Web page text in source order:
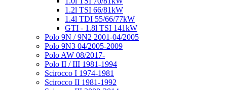
1.2l TSI 66/81kW
1.4l TDI 55/66/77kW
GTI - 1.8l TSI 141kW
Polo 9N / 9N2 2001-04/2005
Polo 9N3 04/2005-2009
Polo AW 08/2017-
Polo II / III 1981-1994
Scirocco I 1974-1981
Scirocco II 1981-1992